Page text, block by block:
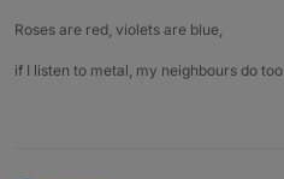
Roses are red, violets are blue,
if I listen to metal, my neighbours do too